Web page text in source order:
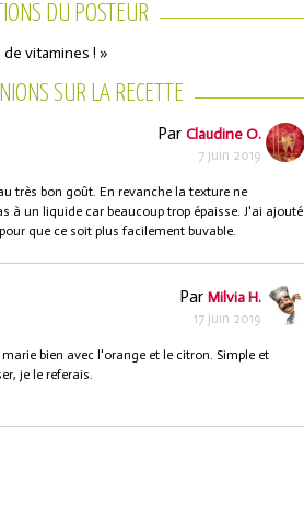
DU POSTEUR
vitamines ! »
SUR LA RECETTE
Par Claudine O.
7 juin 2019
très bon goût. En revanche la texture ne
à un liquide car beaucoup trop épaisse. J'ai ajouté
que ce soit plus facilement buvable.
Par Milvia H.
17 juin 2019
bien avec l'orange et le citron. Simple et
je le referais.